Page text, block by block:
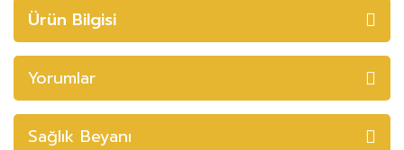
Ürün Bilgisi
Yorumlar
Sağlık Beyanı